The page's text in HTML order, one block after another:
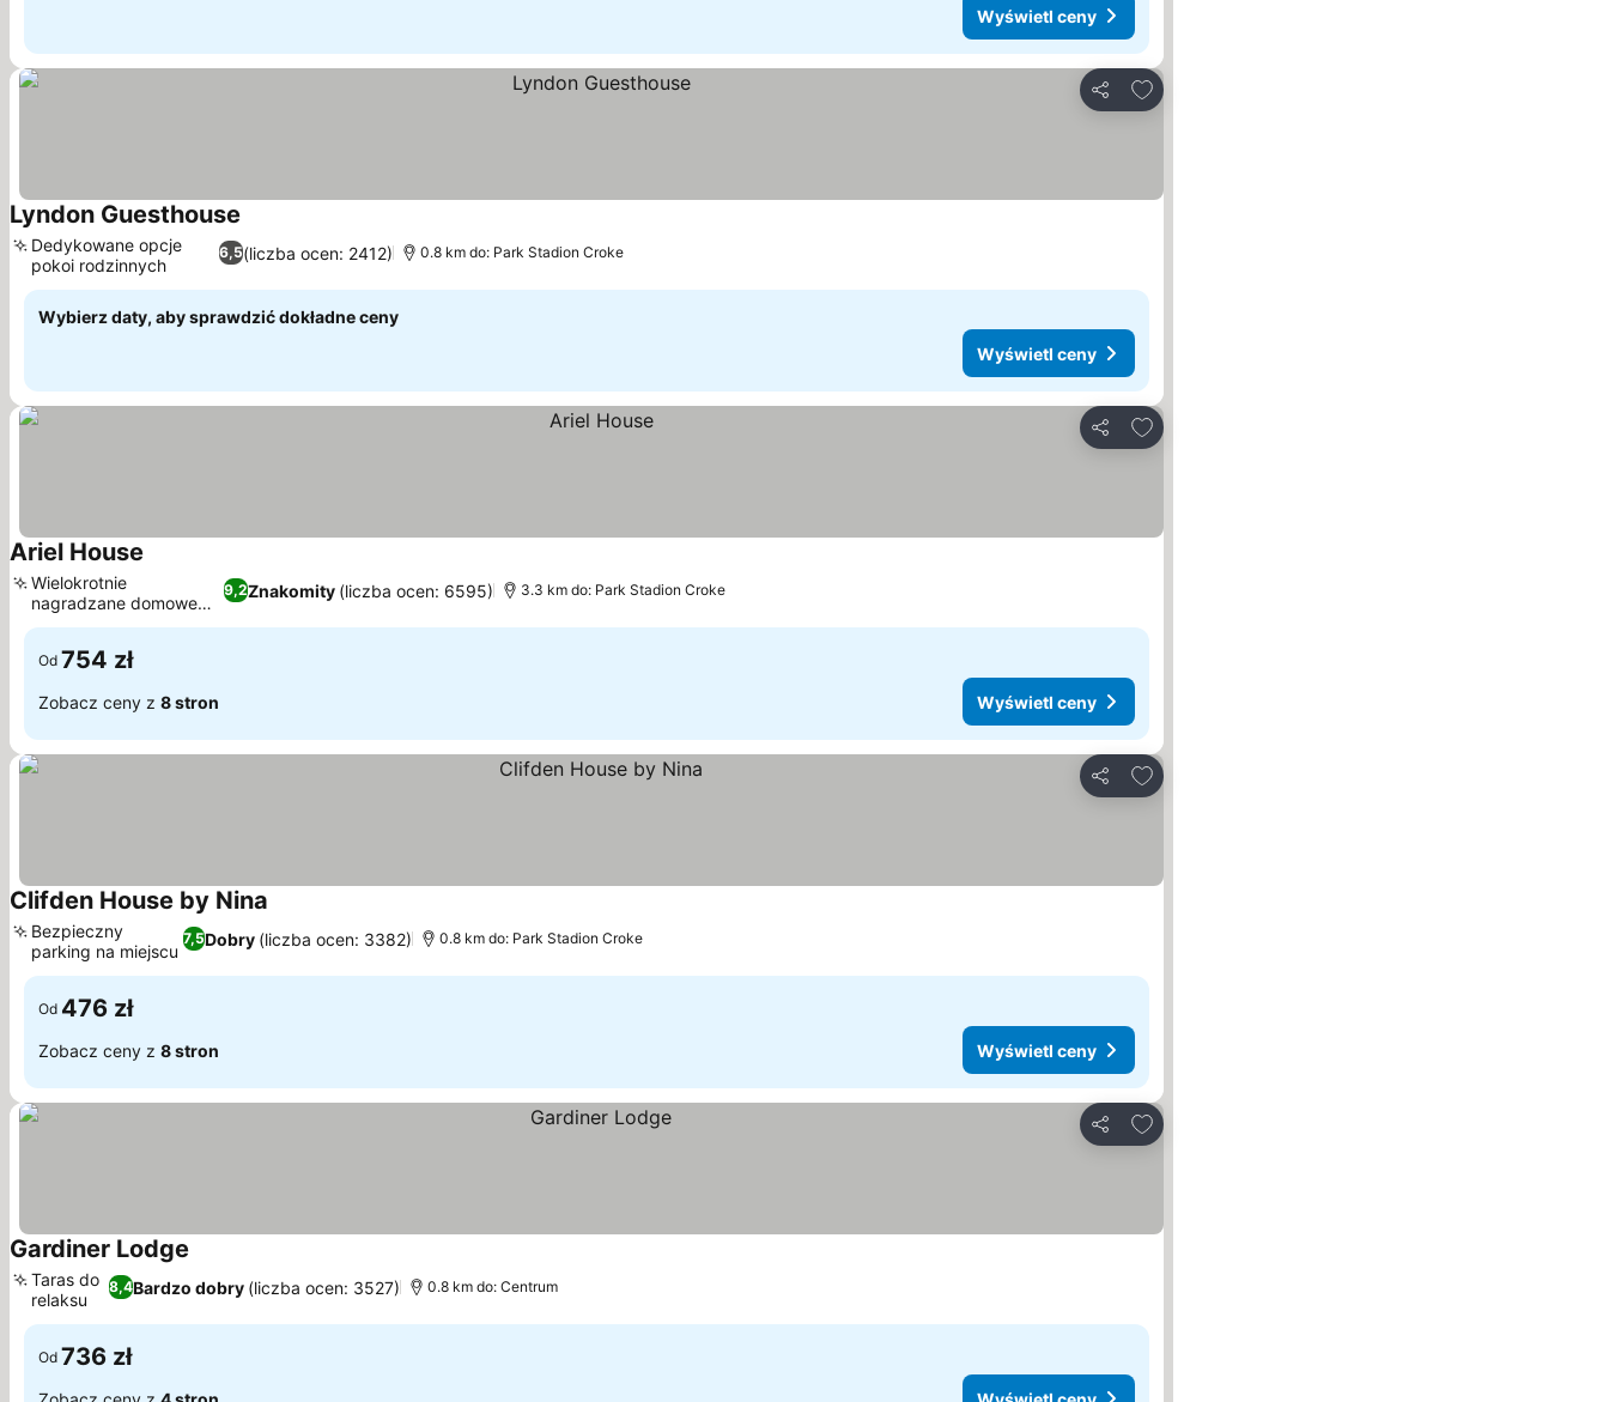
Wyświetl ceny
Udostępnij
Dodaj do ulubionych
Lyndon Guesthouse
6,5(liczba ocen: 2412)
Dedykowane opcje
pokoi rodzinnych
0.8 km do: Park Stadion Croke
Wybierz daty, aby sprawdzić dokładne ceny
Wyświetl ceny
Udostępnij
Dodaj do ulubionych
Ariel House
9,2Znakomity (liczba ocen: 6595)
Wielokrotnie
nagradzane domowe
śniadanie
3.3 km do: Park Stadion Croke
Od 754 zł
Zobacz ceny z 8 stron Wyświetl ceny
Udostępnij
Dodaj do ulubionych
Clifden House by Nina
7,5Dobry (liczba ocen: 3382)
Bezpieczny
parking na miejscu
0.8 km do: Park Stadion Croke
Od 476 zł
Zobacz ceny z 8 stron Wyświetl ceny
Udostępnij
Dodaj do ulubionych
Gardiner Lodge
8,4Bardzo dobry (liczba ocen: 3527)
Taras do
relaksu
0.8 km do: Centrum
Od 736 zł